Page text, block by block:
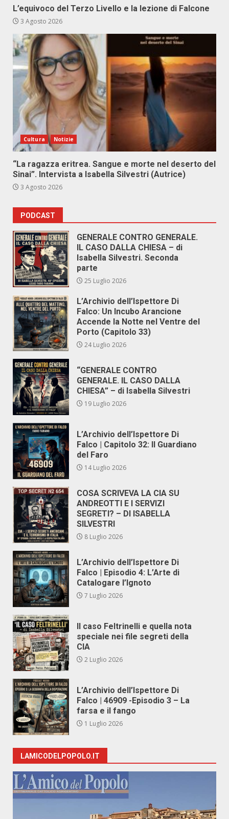
L’equivoco del Terzo Livello e la lezione di Falcone
3 Agosto 2026
Cultura Notizie
“La ragazza eritrea. Sangue e morte nel deserto del
Sinai”. Intervista a Isabella Silvestri (Autrice)
3 Agosto 2026
PODCAST
GENERALE CONTRO GENERALE.
IL CASO DALLA CHIESA – di
Isabella Silvestri. Seconda
parte
25 Luglio 2026
L’Archivio dell’Ispettore Di
Falco: Un Incubo Arancione
Accende la Notte nel Ventre del
Porto (Capitolo 33)
24 Luglio 2026
“GENERALE CONTRO
GENERALE. IL CASO DALLA
CHIESA” – di Isabella Silvestri
19 Luglio 2026
L’Archivio dell’Ispettore Di
Falco | Capitolo 32: Il Guardiano
del Faro
14 Luglio 2026
COSA SCRIVEVA LA CIA SU
ANDREOTTI E I SERVIZI
SEGRETI? – DI ISABELLA
SILVESTRI
8 Luglio 2026
L’Archivio dell’Ispettore Di
Falco | Episodio 4: L’Arte di
Catalogare l’Ignoto
7 Luglio 2026
Il caso Feltrinelli e quella nota
speciale nei file segreti della
CIA
2 Luglio 2026
L’Archivio dell’Ispettore Di
Falco | 46909 -Episodio 3 – La
farsa e il fango
1 Luglio 2026
LAMICODELPOPOLO.IT